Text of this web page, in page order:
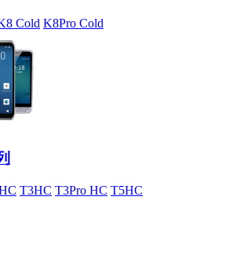
Cold K8Pro Cold
T3HC T3Pro HC T5HC